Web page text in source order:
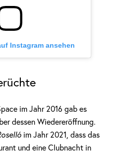
Instagram ansehen
im Jahr 2016 gab es
dessen Wiedereröffnung.
im Jahr 2021, dass das
und eine Clubnacht in